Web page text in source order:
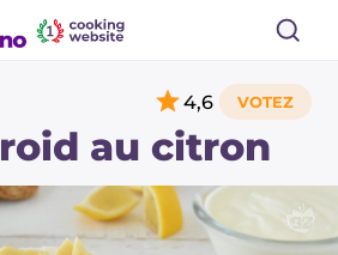
au citron
4,6